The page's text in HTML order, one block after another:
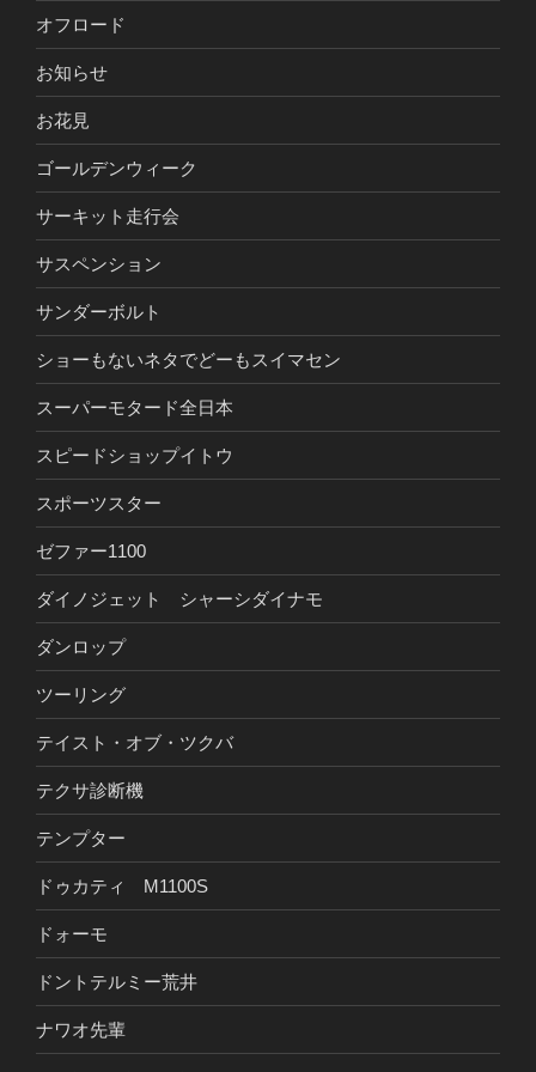
オフロード
お知らせ
お花見
ゴールデンウィーク
サーキット走行会
サスペンション
サンダーボルト
ショーもないネタでどーもスイマセン
スーパーモタード全日本
スピードショップイトウ
スポーツスター
ゼファー1100
ダイノジェット シャーシダイナモ
ダンロップ
ツーリング
テイスト・オブ・ツクバ
テクサ診断機
テンプター
ドゥカティ M1100S
ドォーモ
ドントテルミー荒井
ナワオ先輩